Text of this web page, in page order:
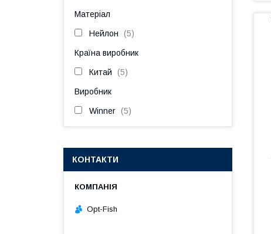
Матеріал
Нейлон 5
Країна виробник
Китай 5
Виробник
Winner 5
КОНТАКТИ
Opt-Fish